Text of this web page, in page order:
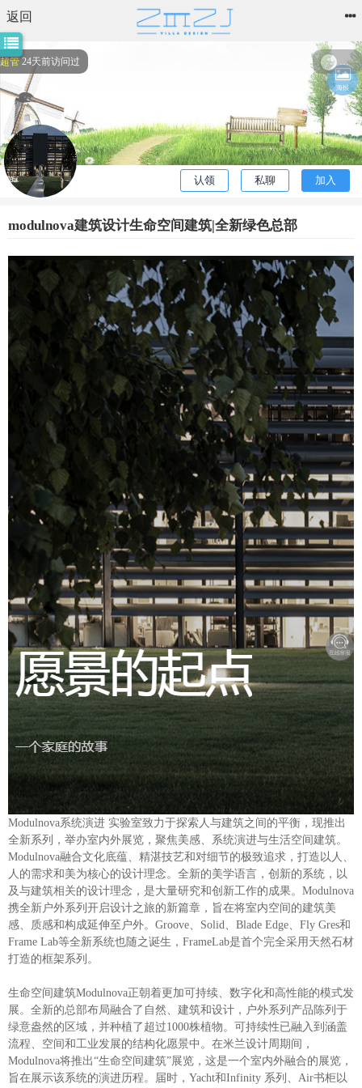
返回
加入
私聊
认领
电器
编者
3小时
问过
我是超管24天前访问过
modulnova建筑设计生命空间建筑|全新绿色总部
Modulnova系统演进 实验室致力于探索人与建筑之间的平衡，现推出
全新系列，举办室内外展览，聚焦美感、系统演进与生活空间建筑。
Modulnova融合文化底蕴、精湛技艺和对细节的极致追求，打造以人、
人的需求和美为核心的设计理念。全新的美学语言，创新的系统，以
及与建筑相关的设计理念，是大量研究和创新工作的成果。Modulnova
携全新户外系列开启设计之旅的新篇章，旨在将室内空间的建筑美
感、质感和构成延伸至户外。Groove、Solid、Blade Edge、Fly Gres和
Frame Lab等全新系统也随之诞生，FrameLab是首个完全采用天然石材
打造的框架系列。
生命空间建筑Modulnova正朝着更加可持续、数字化和高性能的模式发
展。全新的总部布局融合了自然、建筑和设计，户外系列产品陈列于
绿意盎然的区域，并种植了超过1000株植物。可持续性已融入到涵盖
流程、空间和工业发展的结构化愿景中。在米兰设计周期间，
Modulnova将推出“生命空间建筑”展览，这是一个室内外融合的展览，
旨在展示该系统的演进历程。届时，Yacht和Infinity 系列、Air书柜以
也
建
一
海报